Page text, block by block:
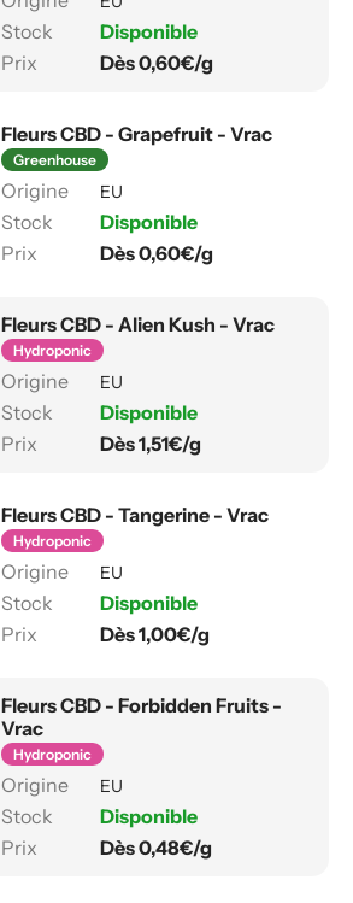
Disponible
Dès 0,60€/g
Fleurs CBD - Grapefruit - Vrac
Greenhouse
EU
Disponible
Dès 0,60€/g
Fleurs CBD - Alien Kush - Vrac
Hydroponic
EU
Disponible
Dès 1,51€/g
Fleurs CBD - Tangerine - Vrac
Hydroponic
EU
Disponible
Dès 1,00€/g
Fleurs CBD - Forbidden Fruits -
Vrac
Hydroponic
EU
Disponible
Dès 0,48€/g